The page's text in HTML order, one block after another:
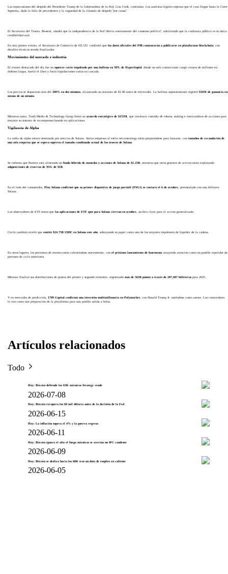
Las repercusiones del despido del Presidente Trump de la Gobernadora de la Fed, Lisa Cook, continúan. Los analistas legales esperan que el caso llegue hasta la Corte
Suprema, dada la falta de precedentes y la vaguedad de la cláusula de despido "por causa".
El Secretario del Tesoro, Bessent, añadió que la independencia de la Fed "deriva enteramente del consenso político", advirtiendo que la confianza pública es su única
credibilidad real.
En otro primer evento, el Secretario de Comercio de EE.UU. confirmó que los datos oficiales del PIB comenzarán a publicarse en plataformas blockchain, con
detalles técnicos siendo finalizados.
Movimientos del mercado e industria
El evento destacado del día fue un squeeze corto impulsado por una ballena en XPL de Hyperliquid, donde un solo comerciante cargó cientos de millones en
órdenes largas, barrió el libro y forzó liquidaciones cortas en cascada.
Los precios se dispararon más del 200% en dos minutos, alcanzando un máximo de $1.80 antes de retroceder. La ballena supuestamente registró $16M de ganancia en
menos de un minuto.
Mientras tanto, Truth Media & Technology Group firmó un acuerdo estratégico de $155M, que involucra custodia de tokens, staking e intercambios de acciones para
mejorar su sistema de recompensas basado en aplicaciones.
Vigilancia de Alpha
La tabla de alpha estuvo dominada por noticias de Solana. Varias empresas al estilo microstrategy están preparándose para lanzarse, con tamaños de recaudación de
una sola empresa que se espera superen el tamaño combinado actual de los tesoros de Solana.
Se informa que Pantera está alineando un fondo híbrido de monedas y acciones de Solana de $1.25B, mientras que otros gestores de activos están explorando
adquisiciones de reservas de SOL de $1B.
En el lado del consumidor, Play Solana confirmó que su primer dispositivo de juego portátil (PSG1) se enviará el 6 de octubre, preinstalado con una billetera
Solana.
Los observadores de ETF notan que las aplicaciones de ETF spot para Solana cierran en octubre, un hito clave para el acceso generalizado.
Circle también reveló que emitió $24.75B USDC en Solana este año, subrayando su papel como uno de los mayores impulsores de liquidez de la cadena.
En otros lugares, las preventas de memes están calentándose nuevamente, con el próximo lanzamiento de fourmemeatrayendo atención como un posible repetidor de
patrones de ciclo anteriores.
Meteora finalizó sus distribuciones de puntos del primer y segundo trimestre, registrando más de 565B puntos a través de 287,687 billeteraspara 2025.
Y en mercados de predicción, 1789 Capital confirmó una inversión multimillonaria en Polymarket, con Donald Trump Jr. uniéndose como asesor. Los conocedores
lo ven como una preparación de la plataforma para una posible salida a bolsa.
Artículos relacionados
Todo
Hoy: Bitcoin defiende los 63K mientras Strategy vende
2026-07-08
Hoy: Bitcoin recupera los 60 mil dólares antes de la decisión de la Fed
2026-06-15
Hoy: La inflación supera el 4% y la guerra regresa
2026-06-11
Hoy: Bitcoin ignora el alto el fuego mientras se avecina un IPC candente
2026-06-09
Hoy: Bitcoin se desliza hacia los 60K tras un dato de empleo en caliente
2026-06-05